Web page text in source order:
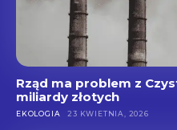
Rząd ma problem z
miliardy złotych
EKOLOGIA 23 KWIETNIA, 2026